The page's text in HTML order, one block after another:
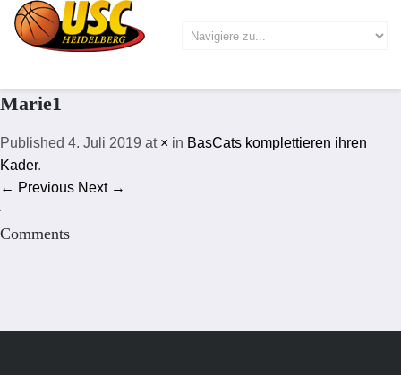
Marie1
Published 4. Juli 2019 at × in BasCats komplettieren ihren
Kader.
← Previous Next →
Comments